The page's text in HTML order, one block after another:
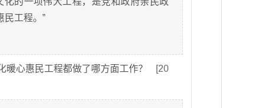
民工程。”
心惠民工程都做了哪方面工作？
[20